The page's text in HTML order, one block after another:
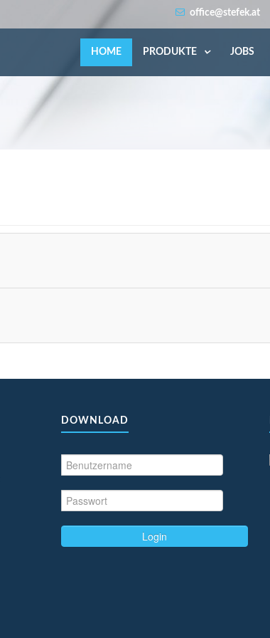
office@stefek.at
HOME PRODUKTE JOBS
DOWNLOAD
Login